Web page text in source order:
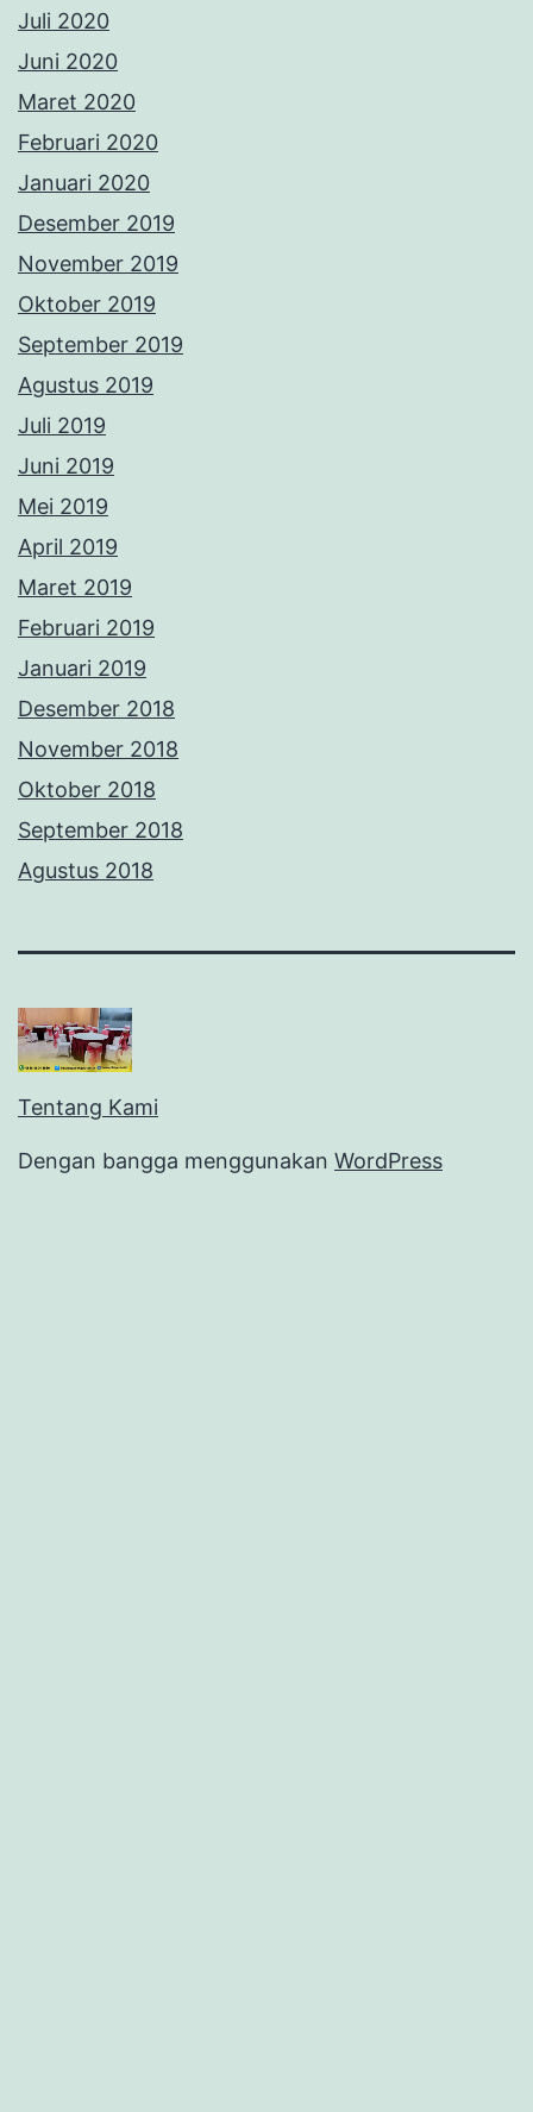
September 2019
Agustus 2019
Juli 2019
Juni 2019
Mei 2019
April 2019
Maret 2019
Februari 2019
Januari 2019
Desember 2018
November 2018
Oktober 2018
September 2018
Agustus 2018
Tentang Kami